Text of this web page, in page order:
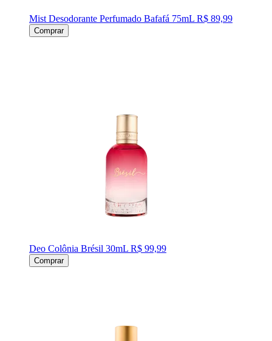
Mist Desodorante Perfumado Bafafá 75mL R$ 89,99
Comprar
Deo Colônia Brésil 30mL R$ 99,99
Comprar